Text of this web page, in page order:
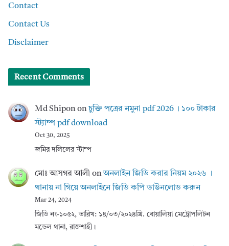
Contact
Contact Us
Disclaimer
Recent Comments
Md Shipononচুক্তি পত্রের নমুনা pdf 2026 । ১০০ টাকার
স্ট্যাম্প pdf download
Oct 30, 2025
জমির দলিলের স্টাম্প
মোঃ আসগর আলী onঅনলাইন জিডি করার নিয়ম ২০২৬ ।
থানায় না গিয়ে অনলাইনে জিডি কপি ডাউনলোড করুন
Mar 24, 2024
জিডি নং-১০৫২, তারিখ: ১৪/০৩/২০২৪খ্রি. বোয়ালিয়া মেট্রোপলিটন
মডেল থানা, রাজশাহী।